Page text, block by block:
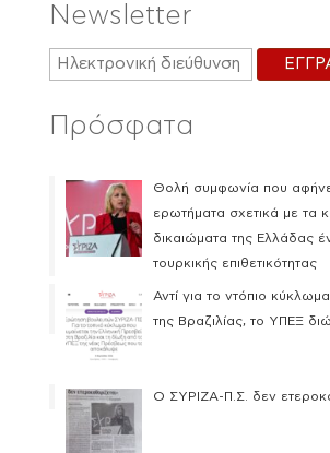
Newsletter
Πρόσφατα
Θολή συμφωνία που
ερωτήματα σχετικά με τα
δικαιώματα της Ελλάδας
τουρκικής επιθετικότητας
Αντί για το ντόπιο
της Βραζιλίας, το ΥΠΕΞ
Ο ΣΥΡΙΖΑ-Π.Σ. δεν